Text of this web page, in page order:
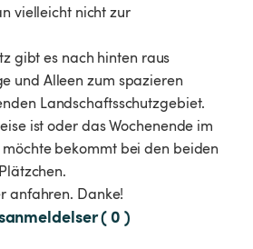
vielleicht nicht zur
gibt es nach hinten raus
und Alleen zum spazieren
Landschaftsschutzgebiet.
ist oder das Wochenende im
bekommt bei den beiden
anfahren. Danke!
( 0 )